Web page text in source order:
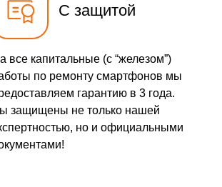
р
р Заказать
390 р Заказать
р
С защитой
все капитальные (с “железом”)
по ремонту смартфонов мы
гарантию в 3 года.
защищены не только нашей
но и официальными